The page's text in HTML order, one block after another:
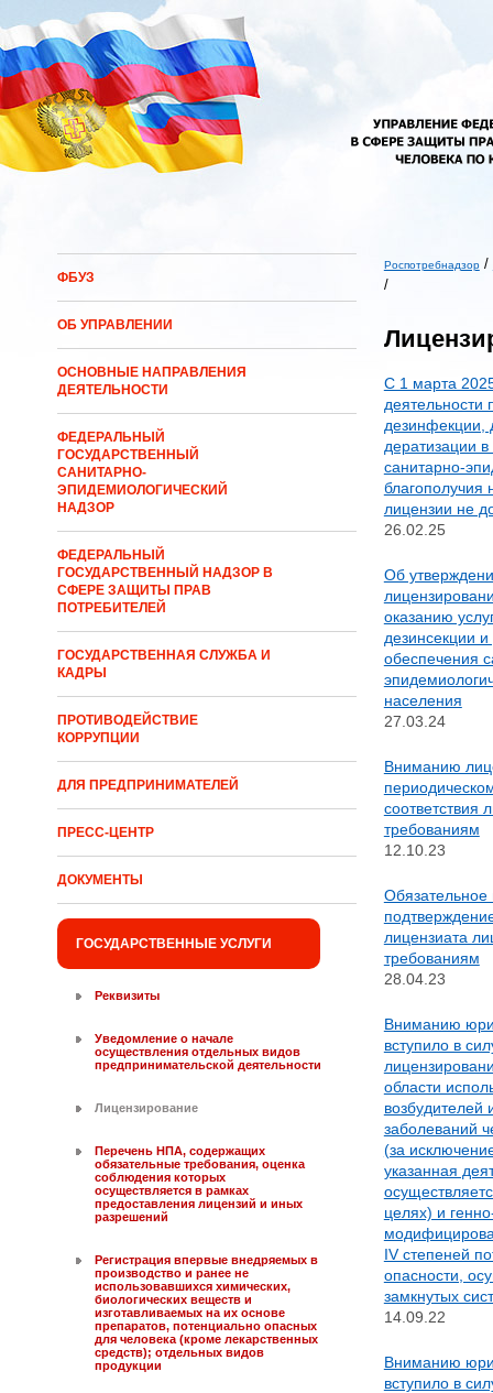
Перейти к основному содержанию
ФБУЗ
ОБ УПРАВЛЕНИИ
ОСНОВНЫЕ НАПРАВЛЕНИЯ
ДЕЯТЕЛЬНОСТИ
ФЕДЕРАЛЬНЫЙ
ГОСУДАРСТВЕННЫЙ
САНИТАРНО-
ЭПИДЕМИОЛОГИЧЕСКИЙ
НАДЗОР
ФЕДЕРАЛЬНЫЙ
ГОСУДАРСТВЕННЫЙ НАДЗОР В
СФЕРЕ ЗАЩИТЫ ПРАВ
ПОТРЕБИТЕЛЕЙ
ГОСУДАРСТВЕННАЯ СЛУЖБА И
КАДРЫ
ПРОТИВОДЕЙСТВИЕ
КОРРУПЦИИ
ДЛЯ ПРЕДПРИНИМАТЕЛЕЙ
ПРЕСС-ЦЕНТР
ДОКУМЕНТЫ
ГОСУДАРСТВЕННЫЕ УСЛУГИ
Реквизиты
Уведомление о начале
осуществления отдельных видов
предпринимательской деятельности
Лицензирование
Перечень НПА, содержащих
обязательные требования, оценка
соблюдения которых
осуществляется в рамках
предоставления лицензий и иных
разрешений
Регистрация впервые внедряемых в
производство и ранее не
использовавшихся химических,
биологических веществ и
изготавливаемых на их основе
препаратов, потенциально опасных
для человека (кроме лекарственных
средств); отдельных видов
продукции
Вы здесь
Роспотребнадзор /
/
С 1 марта
деятельности
дезинфекции,
дератизации
санитарно-
благополучия
лицензии не
26.02.25
Об
оказанию
дезинсекции
обеспечения
населения
27.03.24
Вниманию
соответствия
требованиям
12.10.23
Обязательное
лицензиата
требованиям
28.04.23
Вниманию
вступило в
области
заболеваний
(за
указанная
целях) и
IV степеней
опасности,
замкнутых
14.09.22
Вниманию
вступило в